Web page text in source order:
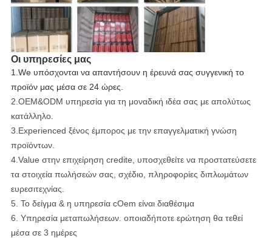
Οι υπηρεσίες μας
1.We υπόσχονται να απαντήσουν η έρευνά σας συγγενική το
προϊόν μας μέσα σε 24 ώρες.
2.OEM&ODM υπηρεσία για τη μοναδική ιδέα σας με απολύτως
κατάλληλο.
3.Experienced ξένος έμπορος με την επαγγελματική γνώση
προϊόντων.
4.Value στην επιχείρηση credite, υποσχεθείτε να προστατεύσετε
τα στοιχεία πωλήσεών σας, σχέδιο, πληροφορίες διπλωμάτων
ευρεσιτεχνίας.
5. Το δείγμα & η υπηρεσία cOem είναι διαθέσιμα
6. Υπηρεσία μεταπωλήσεων. οποιαδήποτε ερώτηση θα τεθεί
μέσα σε 3 ημέρες